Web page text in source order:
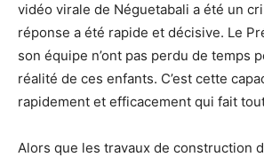
vidéo virale de Néguetabali a été un cri
réponse a été rapide et décisive. Le
son équipe n’ont pas perdu de temps
réalité de ces enfants. C’est cette
rapidement et efficacement qui fait
Alors que les travaux de construction